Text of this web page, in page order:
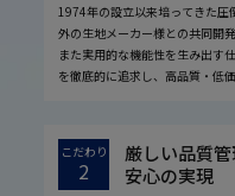
1974年の設立以来培ってきた圧
外の生地メーカー様との共同開
また実用的な機能性を生み出す
を徹底的に追求し、高品質・低
こだわり
2
厳しい品質
安心の実現